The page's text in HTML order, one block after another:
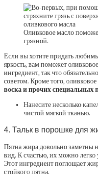
Оливковое масло
грязной.
Если вы хотите придать
яркость, вам поможет
ингредиент, так что
советом. Кроме того,
воска и прочих специальных
Нанесите несколько
чистой мягкой тканью.
4. Тальк в порошке для
Пятна жира довольно заметны
вид. К счастью, их можно
Этот ингредиент поглощает
стойкого пятна.